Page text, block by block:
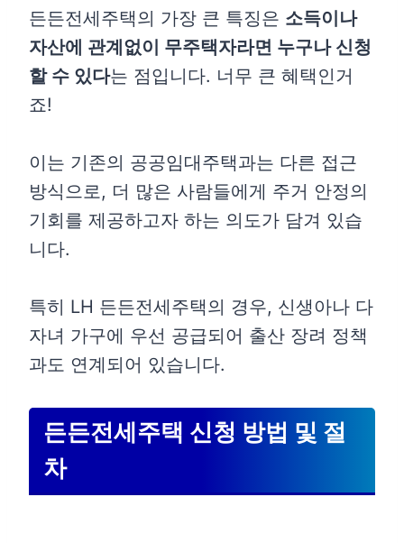
마무리 글
든든전세주택의 가장 큰 특징은 소득이나
자산에 관계없이 무주택자라면 누구나 신청
할 수 있다는 점입니다. 너무 큰 혜택인거
죠!
이는 기존의 공공임대주택과는 다른 접근
방식으로, 더 많은 사람들에게 주거 안정의
기회를 제공하고자 하는 의도가 담겨 있습
니다.
특히 LH 든든전세주택의 경우, 신생아나 다
자녀 가구에 우선 공급되어 출산 장려 정책
과도 연계되어 있습니다.
든든전세주택 신청 방법 및 절
차